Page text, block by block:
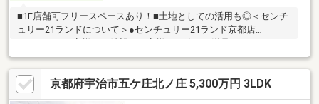
■1F店舗可フリースペースあり！■土地としての活用も◎＜センチ
ュリー21ランドについて＞●センチュリー21ランド京都店
住いを全力でお探し致します！●購入・売却・ローンのご相談な
ど、些細なことでもお気軽にご相談下さいませ！●リフォームの
ご相談も承っております。○京阪鴨東線 「出町柳」駅 徒歩約6分○
京都市営地下鉄烏丸線 「今出川」駅 徒歩約10分○営業時間：10：
京都府宇治市五ケ庄北ノ庄 5,300万円 3LDK